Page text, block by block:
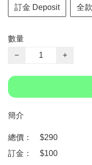
訂金 Deposit 全
數量
−
+
簡介
總價：　$290
訂金：　$100